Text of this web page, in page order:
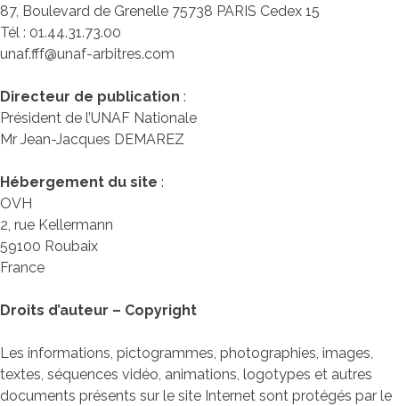
87, Boulevard de Grenelle 75738 PARIS Cedex 15
Tél : 01.44.31.73.00
unaf.fff@unaf-arbitres.com
Directeur de publication :
Président de l’UNAF Nationale
Mr Jean-Jacques DEMAREZ
Hébergement du site :
OVH
2, rue Kellermann
59100 Roubaix
France
Droits d’auteur – Copyright
Les informations, pictogrammes, photographies, images,
textes, séquences vidéo, animations, logotypes et autres
documents présents sur le site Internet sont protégés par le